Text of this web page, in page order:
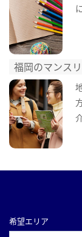
福岡のマンス
希望エリア